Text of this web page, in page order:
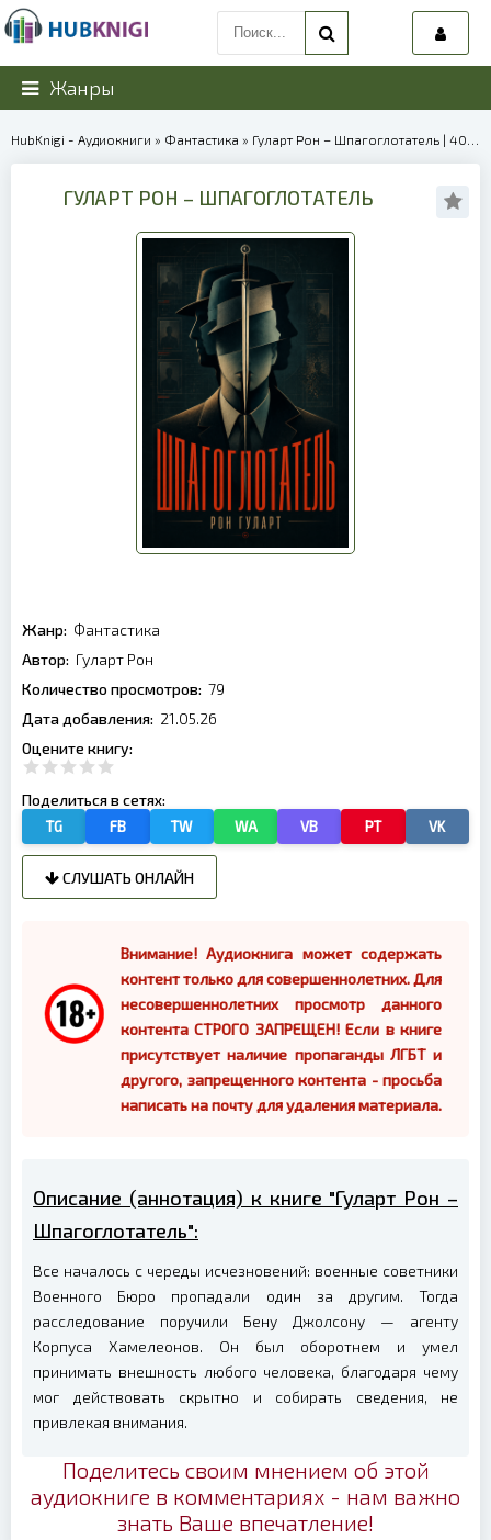
Жанры
HubKnigi - Аудиокниги » Фантастика » Гуларт Рон – Шпагоглотатель | 40015
ГУЛАРТ РОН – ШПАГОГЛОТАТЕЛЬ
Жанр: Фантастика
Автор: Гуларт Рон
Количество просмотров: 79
Дата добавления: 21.05.26
Оцените книгу:
Поделиться в сетях:
TG FB TW WA VB PT VK
СЛУШАТЬ ОНЛАЙН
Внимание! Аудиокнига может содержать
контент только для совершеннолетних. Для
несовершеннолетних просмотр данного
контента СТРОГО ЗАПРЕЩЕН! Если в книге
присутствует наличие пропаганды ЛГБТ и
другого, запрещенного контента - просьба
написать на почту для удаления материала.
Описание (аннотация) к книге "Гуларт Рон –
Шпагоглотатель":
Все началось с череды исчезновений: военные советники
Военного Бюро пропадали один за другим. Тогда
расследование поручили Бену Джолсону — агенту
Корпуса Хамелеонов. Он был оборотнем и умел
принимать внешность любого человека, благодаря чему
мог действовать скрытно и собирать сведения, не
привлекая внимания.
Поделитесь своим мнением об этой
аудиокниге в комментариях - нам важно
знать Ваше впечатление!